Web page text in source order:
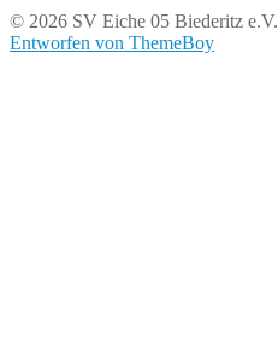
© 2026 SV Eiche 05 Biederitz e.V.
Entworfen von ThemeBoy